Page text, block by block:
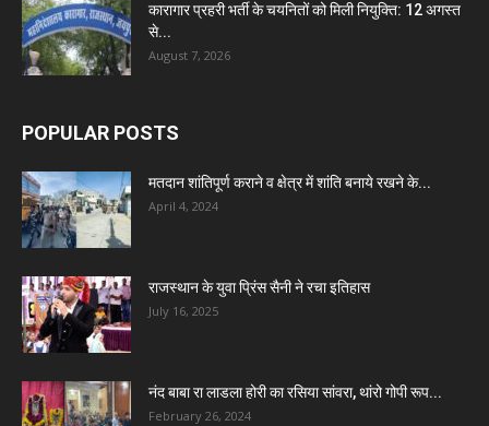
कारागार प्रहरी भर्ती के चयनितों को मिली नियुक्ति: 12 अगस्त
से...
August 7, 2026
POPULAR POSTS
मतदान शांतिपूर्ण कराने व क्षेत्र में शांति बनाये रखने के...
April 4, 2024
राजस्थान के युवा प्रिंस सैनी ने रचा इतिहास
July 16, 2025
नंद बाबा रा लाडला होरी का रसिया सांवरा, थांरो गोपी रूप...
February 26, 2024